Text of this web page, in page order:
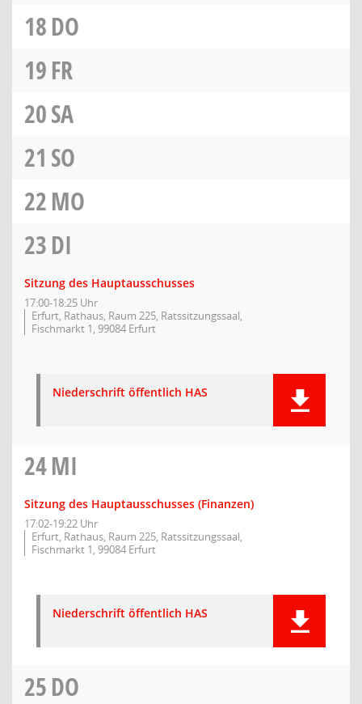
18DO
19FR
20SA
21 SO
22MO
23DI
Sitzung des Hauptausschusses
17:00-18:25 Uhr
Erfurt, Rathaus, Raum 225, Ratssitzungssaal,
Fischmarkt 1, 99084 Erfurt
Niederschrift öffentlich HAS
24MI
Sitzung des Hauptausschusses (Finanzen)
17:02-19:22 Uhr
Erfurt, Rathaus, Raum 225, Ratssitzungssaal,
Fischmarkt 1, 99084 Erfurt
Niederschrift öffentlich HAS
25DO